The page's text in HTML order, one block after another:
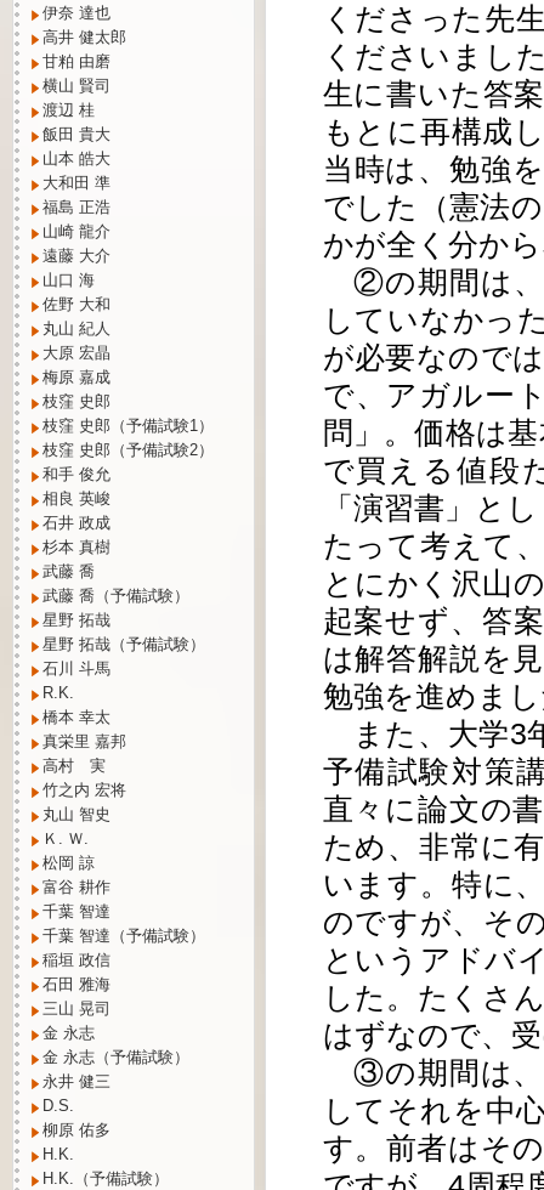
くださった先
くださいまし
生に書いた答
もとに再構成
当時は、勉強
でした（憲法
かが全く分か
②の期間は、
していなかっ
が必要なので
で、アガルー
問」。価格は
で買える値段
「演習書」と
たって考えて
とにかく沢山
起案せず、答
は解答解説を
勉強を進めま
また、大学3
予備試験対策
直々に論文の
ため、非常に
います。特に
のですが、そ
というアドバ
した。たくさ
はずなので、
③の期間は、
してそれを中
す。前者はそ
伊奈 達也
高井 健太郎
甘粕 由磨
横山 賢司
渡辺 桂
飯田 貴大
山本 皓大
大和田 準
福島 正浩
山崎 龍介
遠藤 大介
山口 海
佐野 大和
丸山 紀人
大原 宏晶
梅原 嘉成
枝窪 史郎
枝窪 史郎（予備試験1）
枝窪 史郎（予備試験2）
和手 俊允
相良 英峻
石井 政成
杉本 真樹
武藤 喬
武藤 喬（予備試験）
星野 拓哉
星野 拓哉（予備試験）
石川 斗馬
R.K.
橋本 幸太
真栄里 嘉邦
高村 実
竹之内 宏将
丸山 智史
Ｋ. Ｗ.
松岡 諒
富谷 耕作
千葉 智達
千葉 智達（予備試験）
稲垣 政信
石田 雅海
三山 晃司
金 永志
金 永志（予備試験）
永井 健三
D.S.
柳原 佑多
H.K.
H.K.（予備試験）